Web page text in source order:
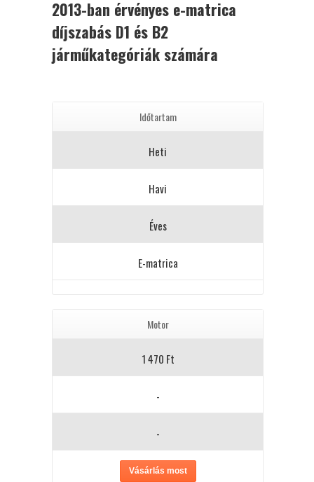
2013-ban érvényes e-matrica
díjszabás D1 és B2
járműkategóriák számára
Időtartam
Heti
Havi
Éves
E-matrica
Motor
1 470 Ft
-
-
Vásárlás most